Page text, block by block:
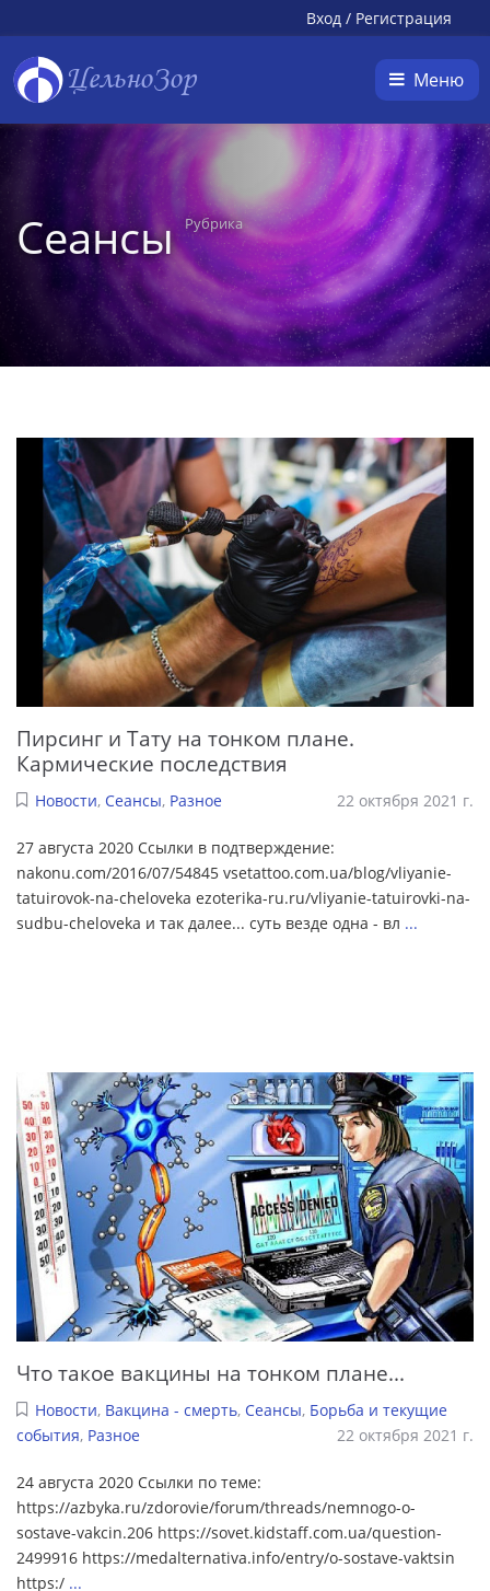
Вход / Регистрация
ЦельноЗор Меню
СеансыРубрика
Пирсинг и Тату на тонком плане.
Кармические последствия
Новости, Сеансы, Разное 22 октября 2021 г.
27 августа 2020 Ссылки в подтверждение:
nakonu.com/2016/07/54845 vsetattoo.com.ua/blog/vliyanie-
tatuirovok-na-cheloveka ezoterika-ru.ru/vliyanie-tatuirovki-na-
sudbu-cheloveka и так далее... суть везде одна - вл ...
Что такое вакцины на тонком плане...
Новости, Вакцина - смерть, Сеансы, Борьба и текущие
события, Разное 22 октября 2021 г.
24 августа 2020 Ссылки по теме:
https://azbyka.ru/zdorovie/forum/threads/nemnogo-o-
sostave-vakcin.206 https://sovet.kidstaff.com.ua/question-
2499916 https://medalternativa.info/entry/o-sostave-vaktsin
https:/ ...